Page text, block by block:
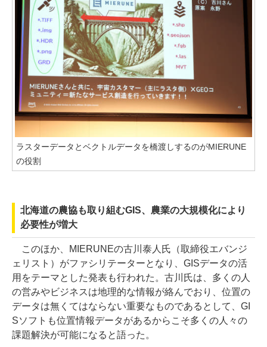
ラスターデータとベクトルデータを橋渡しするのがMIERUNE
の役割
北海道の農協も取り組むGIS、農業の大規模化により
必要性が増大
このほか、MIERUNEの古川泰人氏（取締役エバンジ
ェリスト）がファシリテーターとなり、GISデータの活
用をテーマとした発表も行われた。古川氏は、多くの人
の営みやビジネスは地理的な情報が絡んでおり、位置の
データは無くてはならない重要なものであるとして、GI
Sソフトも位置情報データがあるからこそ多くの人々の
課題解決が可能になると語った。